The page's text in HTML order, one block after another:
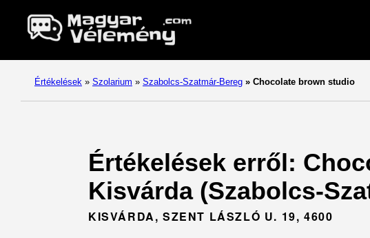
Értékelések » Szolarium » Szabolcs-Szatmár-Bereg » Chocolate brown studio
Értékelések erről:
Kisvárda (Szabolcs-
KISVÁRDA, SZENT LÁSZLÓ U. 19, 4600